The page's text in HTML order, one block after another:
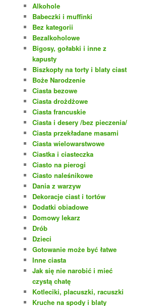
Alkohole
Babeczki i muffinki
Bez kategorii
Bezalkoholowe
Bigosy, gołabki i inne z
kapusty
Biszkopty na torty i blaty ciast
Boże Narodzenie
Ciasta bezowe
Ciasta drożdżowe
Ciasta francuskie
Ciasta i desery /bez pieczenia/
Ciasta przekładane masami
Ciasta wielowarstwowe
Ciastka i ciasteczka
Ciasto na pierogi
Ciasto naleśnikowe
Dania z warzyw
Dekoracje ciast i tortów
Dodatki obiadowe
Domowy lekarz
Drób
Dzieci
Gotowanie może być łatwe
Inne ciasta
Jak się nie narobić i mieć
czystą chatę
Kotleciki, placuszki, racuszki
Kruche na spody i blaty